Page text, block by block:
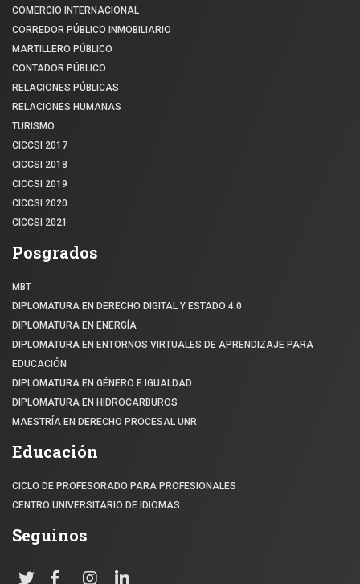
COMERCIO INTERNACIONAL
CORREDOR PÚBLICO INMOBILIARIO
MARTILLERO PÚBLICO
CONTADOR PÚBLICO
RELACIONES PÚBLICAS
RELACIONES HUMANAS
TURISMO
CICCSI 2017
CICCSI 2018
CICCSI 2019
CICCSI 2020
CICCSI 2021
Posgrados
MBT
DIPLOMATURA EN DERECHO DIGITAL Y ESTADO 4.0
DIPLOMATURA EN ENERGÍA
DIPLOMATURA EN ENTORNOS VIRTUALES DE APRENDIZAJE PARA
EDUCACIÓN
DIPLOMATURA EN GÉNERO E IGUALDAD
DIPLOMATURA EN HIDROCARBUROS
MAESTRÍA EN DERECHO PROCESAL UNR
Educación
CICLO DE PROFESORADO PARA PROFESIONALES
CENTRO UNIVERSITARIO DE IDIOMAS
Seguinos